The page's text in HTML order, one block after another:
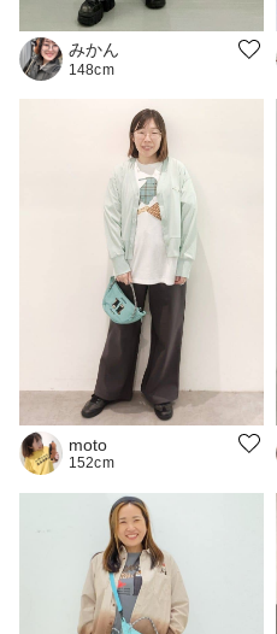
みかん
148cm
moto
152cm